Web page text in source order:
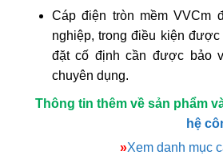
Cáp điện tròn mềm VVCm
nghiệp, trong điều kiện
đặt cố định cần được bảo
chuyên dụng.
Thông tin thêm về sản phẩm
hệ
»Xem danh mục